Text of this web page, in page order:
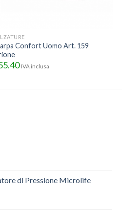
Confort Uomo Art. 159
IVA inclusa
di Pressione Microlife